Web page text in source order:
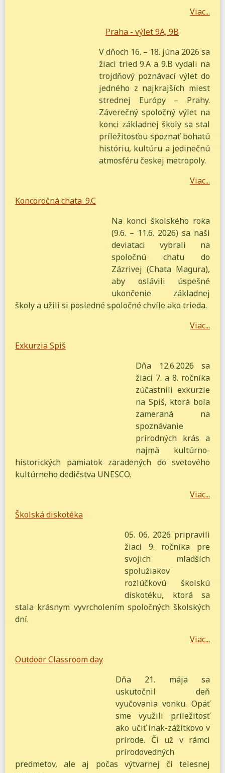
Viac...
Praha - výlet 9A, 9B
V dňoch 16. – 18. júna 2026 sa
žiaci tried 9.A a 9.B vydali na
trojdňový poznávací výlet do
jedného z najkrajších miest
strednej Európy – Prahy.
Záverečný spoločný výlet na
konci základnej školy sa stal
príležitosťou spoznať bohatú
históriu, kultúru a jedinečnú
atmosféru českej metropoly.
Viac...
Koncoročná chata_9.C
Na konci školského roka
(9.6. – 11.6. 2026) sa naši
deviataci vybrali na
spoločnú chatu do
Zázrivej (Chata Magura),
aby oslávili úspešné
ukončenie základnej
školy a užili si posledné spoločné chvíle ako trieda.
Viac...
Exkurzia Spiš
Dňa 12.6.2026 sa
žiaci 7. a 8. ročníka
zúčastnili exkurzie
na Spiš, ktorá bola
zameraná na
spoznávanie
prírodných krás a
najmä kultúrno-
historických pamiatok zaradených do svetového
kultúrneho dedičstva UNESCO.
Viac...
Školská diskotéka
05. 06. 2026 pripravili
žiaci 9. ročníka pre
svojich mladších
spolužiakov
rozlúčkovú školskú
diskotéku, ktorá sa
stala krásnym vyvrcholením spoločných školských
dní.
Viac...
Outdoor Classroom day
Dňa 21. mája sa
uskutočnil deň
vyučovania vonku. Opäť
sme využili príležitosť
ako učiť inak-zážitkovo v
prírode. Či už v rámci
prírodovedných
predmetov, ale aj počas výtvarnej či telesnej